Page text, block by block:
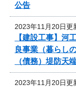
公告
2023年11月20日更
【建設工事】
良事業（暮らし
（債務）堤防天
2023年11月20日更